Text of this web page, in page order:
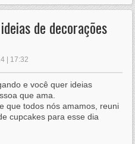
de decorações
| 17:32
e você quer ideias
que ama.
que todos nós amamos, reuni
cupcakes para esse dia